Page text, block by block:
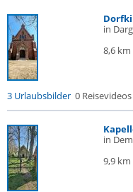
in
8,6
3 Urlaubsbilder 0 Reisevideos
in
9,9